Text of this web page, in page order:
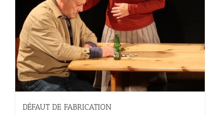
DÉFAUT DE FABRICATION